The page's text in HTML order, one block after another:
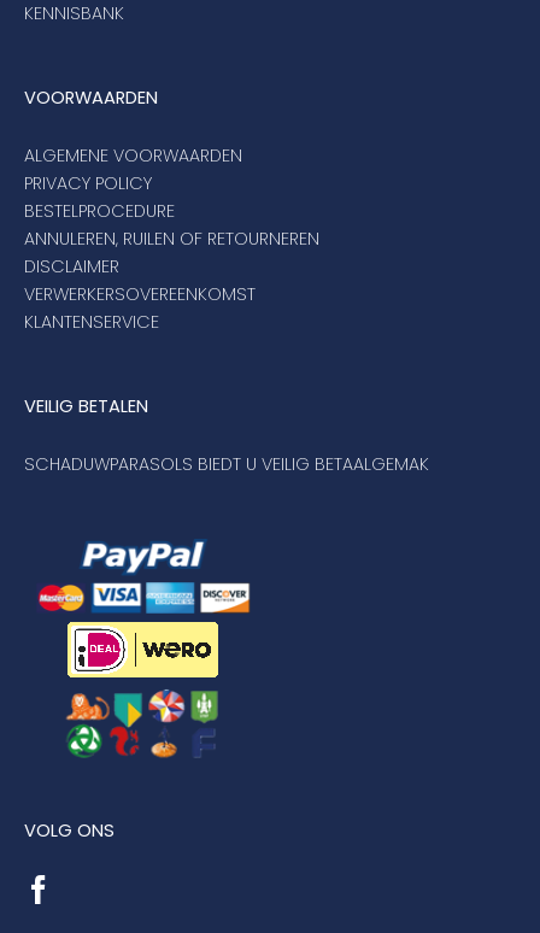
KENNISBANK
VOORWAARDEN
ALGEMENE VOORWAARDEN
PRIVACY POLICY
BESTELPROCEDURE
ANNULEREN, RUILEN OF RETOURNEREN
DISCLAIMER
VERWERKERSOVEREENKOMST
KLANTENSERVICE
VEILIG BETALEN
SCHADUWPARASOLS BIEDT U VEILIG BETAALGEMAK
VOLG ONS